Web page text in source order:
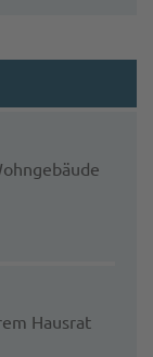
Hausrat